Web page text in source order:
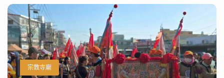
宗教寺廟